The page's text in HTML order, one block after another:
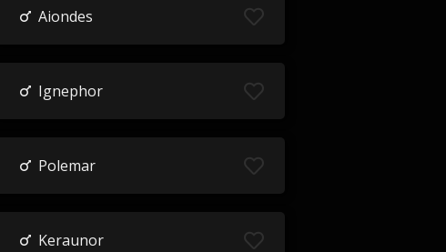
Aiondes
Ignephor
Polemar
Keraunor